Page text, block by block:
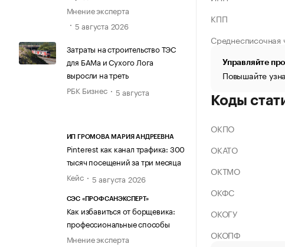
Мнение эксперта
5 августа 2026
Затраты на строительство ТЭС
для БАМа и Сухого Лога
выросли на треть
РБК Бизнес
5 августа
ИП ГРОМОВА МАРИЯ АНДРЕЕВНА
Pinterest как канал трафика: 300
тысяч посещений за три месяца
Кейс
5 августа 2026
СЭС «ПРОФСАНЭКСПЕРТ»
Как избавиться от борщевика:
профессиональные способы
Мнение эксперта
КПП
Среднесписочная
Управляйте
Повышайте
Коды
ОКПО
ОКАТО
ОКТМО
ОКФС
ОКОГУ
ОКОПФ